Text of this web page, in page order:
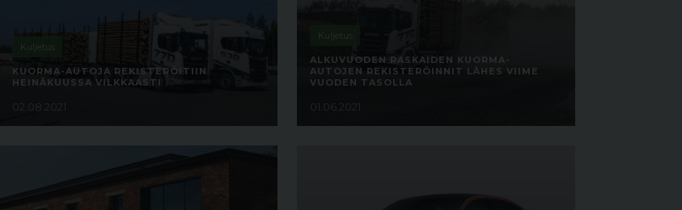
Kuljetus
KUORMA-AUTOJA REKISTERÖITIIN
HEINÄKUUSSA VILKKAASTI
02.08.2021
Kuljetus
ALKUVUODEN RASKAIDEN KUORMA-
AUTOJEN REKISTERÖINNIT LÄHES VIIME
VUODEN TASOLLA
01.06.2021